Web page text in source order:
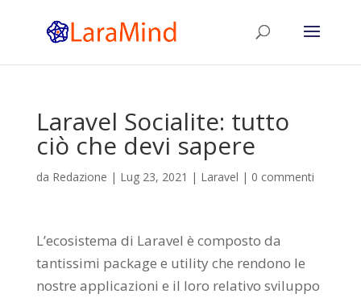
Laravel Socialite: tutto
ciò che devi sapere
da Redazione | Lug 23, 2021 | Laravel | 0 commenti
L’ecosistema di Laravel è composto da
tantissimi package e utility che rendono le
nostre applicazioni e il loro relativo sviluppo